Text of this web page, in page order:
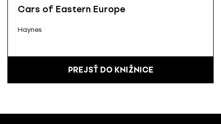
Cars of Eastern Europe
Haynes
PREJSŤ DO KNIŽNICE